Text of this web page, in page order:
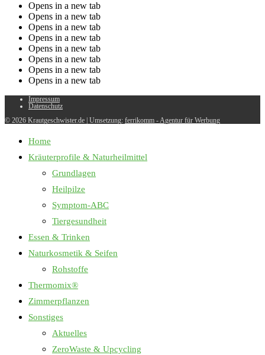
Opens in a new tab
Opens in a new tab
Opens in a new tab
Opens in a new tab
Opens in a new tab
Opens in a new tab
Opens in a new tab
Opens in a new tab
Impressum
Datenschutz
© 2026 Krautgeschwister.de Umsetzung: ferrikomm - Agentur für Werbung
Home
Kräuterprofile & Naturheilmittel
Grundlagen
Heilpilze
Symptom-ABC
Tiergesundheit
Essen & Trinken
Naturkosmetik & Seifen
Rohstoffe
Thermomix®
Zimmerpflanzen
Sonstiges
Aktuelles
ZeroWaste & Upcycling